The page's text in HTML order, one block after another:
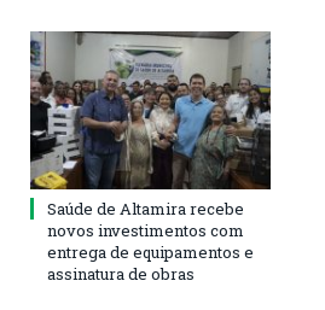
Saúde de Altamira recebe
novos investimentos com
entrega de equipamentos e
assinatura de obras